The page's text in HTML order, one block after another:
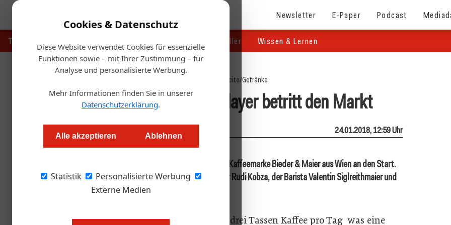
Cookies & Datenschutz
Diese Website verwendet Cookies für essenzielle
Funktionen sowie – mit Ihrer Zustimmung – für
Analyse und personalisierte Werbung.
Mehr Informationen finden Sie in unserer
Datenschutzerklärung.
Alle akzeptieren Ablehnen
Statistik
Personalisierte Werbung
Externe Medien
Newsletter E-Paper Podcast
Touristik Handel & Hersteller Wissen & Lernen
Startseite/Getränke
Kaffee: Ein neuer Player betritt den Markt
Alexander Grübling 24.01.2018, 12:59 Uhr
Mit sechs verschiedenen Blends geht die neue Kaffeemarke Bieder & Maier aus Wien an den Start.
Hinter der Marke stehen unter anderem Werber Rudi Kobza, der Barista Valentin Siglreithmaier und
PR-Profi Niko Pelinka.
Jeder Österreicher trinkt im Schnitt drei Tassen Kaffee pro Tag was eine